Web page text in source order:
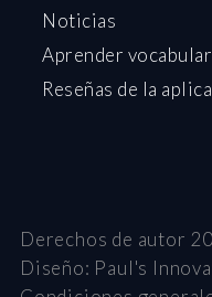
Noticias
Aprender
Reseñas de la
Derechos de autor
Diseño: Paul's